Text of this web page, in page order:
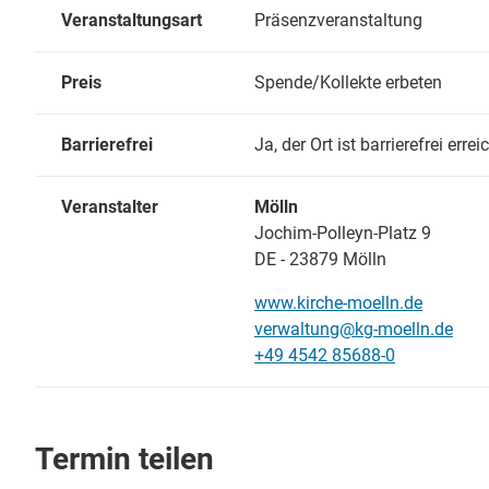
Veranstaltungsart Präsenzveranstaltung
Preis Spende/Kollekte erbeten
Barrierefrei Ja, der Ort ist barrierefrei
Veranstalter
Mölln
Jochim-Polleyn-Platz 9
DE - 23879 Mölln
www.kirche-moelln.de
verwaltung@kg-moelln.de
+49 4542 85688-0
Termin teilen